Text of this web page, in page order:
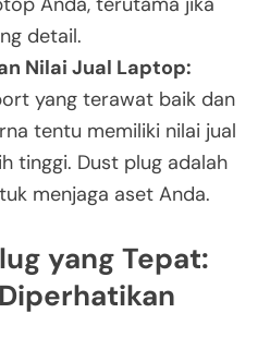
detail.
Nilai Jual Laptop:
yang terawat baik dan
tentu memiliki nilai jual
tinggi. Dust plug adalah
menjaga aset Anda.
yang Tepat: